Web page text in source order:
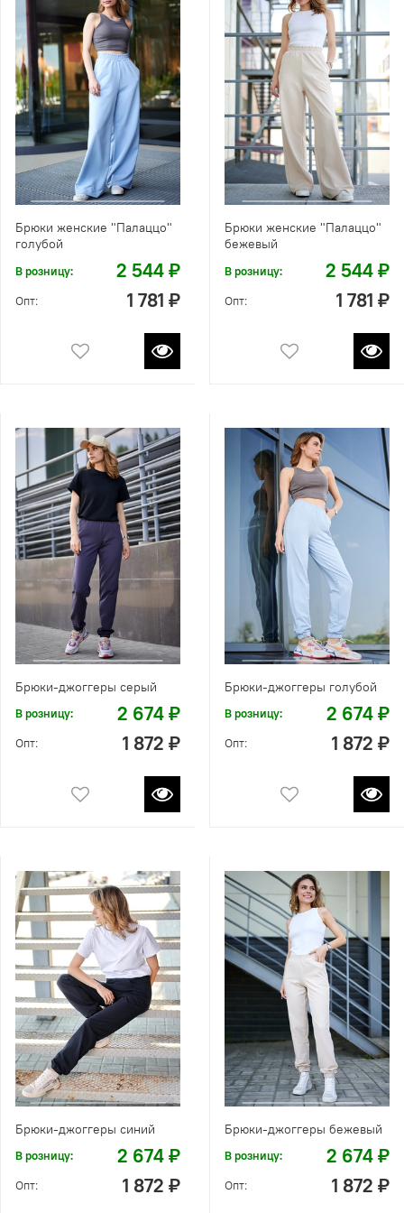
Брюки женские "Палаццо"
голубой
В розницу: 2 544 ₽
Опт: 1 781 ₽
Брюки женские "Палаццо"
бежевый
В розницу: 2 544 ₽
Опт: 1 781 ₽
Брюки-джоггеры серый
В розницу: 2 674 ₽
Опт: 1 872 ₽
Брюки-джоггеры голубой
В розницу: 2 674 ₽
Опт: 1 872 ₽
Брюки-джоггеры синий
В розницу: 2 674 ₽
Опт: 1 872 ₽
Брюки-джоггеры бежевый
В розницу: 2 674 ₽
Опт: 1 872 ₽